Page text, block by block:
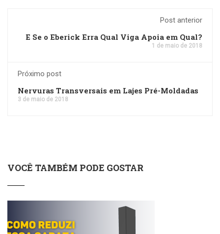
Post anterior
E Se o Eberick Erra Qual Viga Apoia em Qual?
1 de maio de 2018
Próximo post
Nervuras Transversais em Lajes Pré-Moldadas
3 de maio de 2018
VOCÊ TAMBÉM PODE GOSTAR